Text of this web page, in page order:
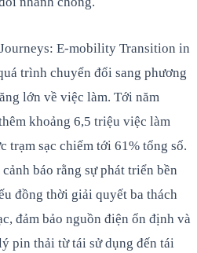
E-mobility Transition in
trình chuyển đổi sang phương
lớn về việc làm. Tới năm
khoảng 6,5 triệu việc làm
trạm sạc chiếm tới 61% tổng số.
báo rằng sự phát triển bền
đồng thời giải quyết ba thách
đảm bảo nguồn điện ổn định và
pin thải từ tái sử dụng đến tái